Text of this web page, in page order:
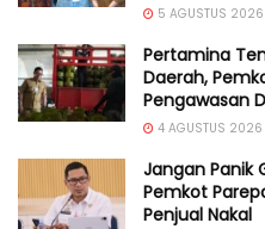
5 AGUSTUS 2026
Pertamina
Daerah,
Pengawasan
4 AGUSTUS 2026
Jangan Panik
Pemkot
Penjual Nakal